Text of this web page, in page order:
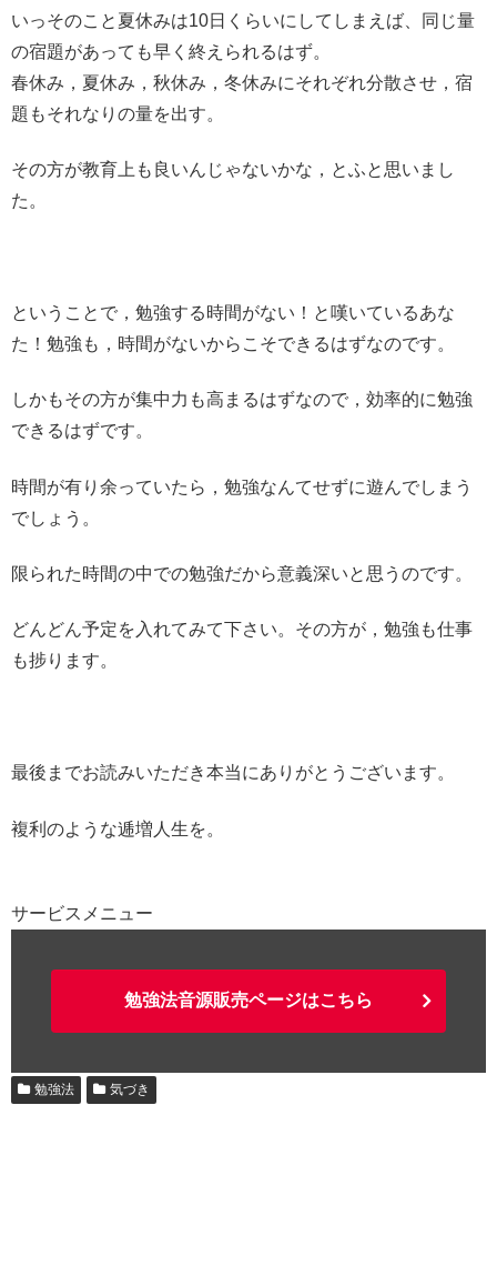
いっそのこと夏休みは10日くらいにしてしまえば、同じ量
の宿題があっても早く終えられるはず。
春休み，夏休み，秋休み，冬休みにそれぞれ分散させ，宿
題もそれなりの量を出す。
その方が教育上も良いんじゃないかな，とふと思いまし
た。
ということで，勉強する時間がない！と嘆いているあな
た！勉強も，時間がないからこそできるはずなのです。
しかもその方が集中力も高まるはずなので，効率的に勉強
できるはずです。
時間が有り余っていたら，勉強なんてせずに遊んでしまう
でしょう。
限られた時間の中での勉強だから意義深いと思うのです。
どんどん予定を入れてみて下さい。その方が，勉強も仕事
も捗ります。
最後までお読みいただき本当にありがとうございます。
複利のような逓増人生を。
サービスメニュー
勉強法音源販売ページはこちら
勉強法 気づき